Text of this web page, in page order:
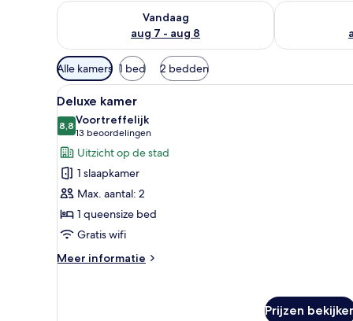
Vandaag
aug 7 - aug 8
De beschikbaarheid controleren voor vanavond aug
De
Beschikbare
filters
voor
kamers
Alle kamers 1 bed 2 bedden
Alle
foto's
voor
Deluxe
kamer
laden
Een moderne hotelkamer
9
Deluxe kamer
8,88,8 van 10
Voortreffelijk
13 beoordelingen
(13
beoordelingen)
Uitzicht op de stad
1 slaapkamer
Max. aantal: 2
1 queensize bed
Gratis wifi
Meer informatie
Meer
Prijzen